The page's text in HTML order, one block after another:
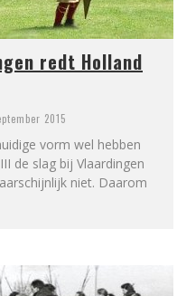
redt Holland
2015
vorm wel hebben
de slag bij Vlaardingen
niet. Daarom